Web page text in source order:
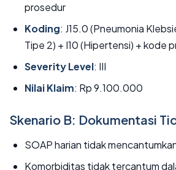
prosedur
Koding: J15.0 (Pneumonia
Tipe 2) + I10 (Hipertensi) + kode
Severity Level: III
Nilai Klaim: Rp 9.100.000
Skenario B: Dokumentasi
SOAP harian tidak
Komorbiditas tidak tercantum